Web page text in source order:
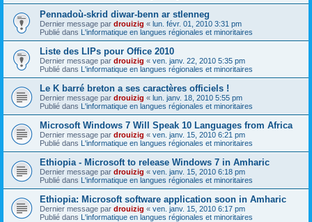
Pennadoù-skrid diwar-benn ar stlenneg
Dernier message par drouizig « lun. févr. 01, 2010 3:31 pm
Publié dans L'informatique en langues régionales et minoritaires
Liste des LIPs pour Office 2010
Dernier message par drouizig « ven. janv. 22, 2010 5:35 pm
Publié dans L'informatique en langues régionales et minoritaires
Le K barré breton a ses caractères officiels !
Dernier message par drouizig « lun. janv. 18, 2010 5:55 pm
Publié dans L'informatique en langues régionales et minoritaires
Microsoft Windows 7 Will Speak 10 Languages from Africa
Dernier message par drouizig « ven. janv. 15, 2010 6:21 pm
Publié dans L'informatique en langues régionales et minoritaires
Ethiopia - Microsoft to release Windows 7 in Amharic
Dernier message par drouizig « ven. janv. 15, 2010 6:18 pm
Publié dans L'informatique en langues régionales et minoritaires
Ethiopia: Microsoft software application soon in Amharic
Dernier message par drouizig « ven. janv. 15, 2010 6:17 pm
Publié dans L'informatique en langues régionales et minoritaires